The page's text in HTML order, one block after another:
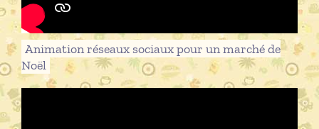
Animation réseaux sociaux pour un marché de
Noël